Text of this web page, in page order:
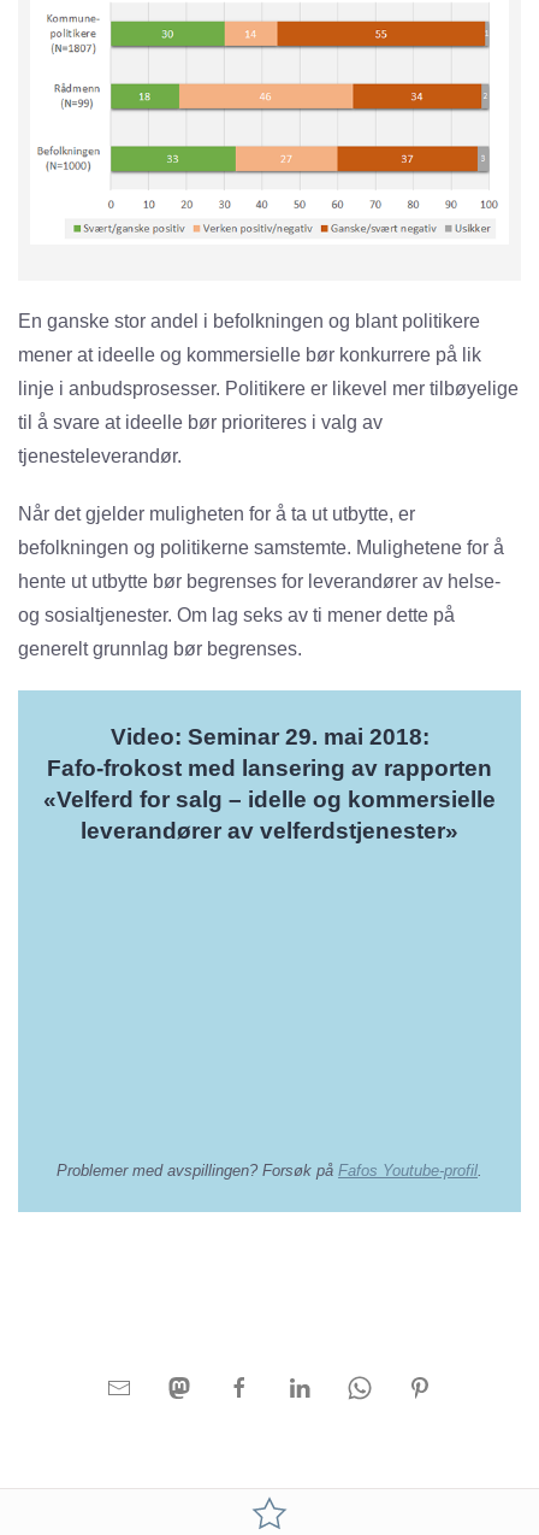
En ganske stor andel i befolkningen og blant politikere
mener at ideelle og kommersielle bør konkurrere på lik
linje i anbudsprosesser. Politikere er likevel mer tilbøyelige
til å svare at ideelle bør prioriteres i valg av
tjenesteleverandør.
Når det gjelder muligheten for å ta ut utbytte, er
befolkningen og politikerne samstemte. Mulighetene for å
hente ut utbytte bør begrenses for leverandører av helse-
og sosialtjenester. Om lag seks av ti mener dette på
generelt grunnlag bør begrenses.
Video: Seminar 29. mai 2018:
Fafo-frokost med lansering av rapporten
«Velferd for salg – idelle og kommersielle
leverandører av velferdstjenester»
Problemer med avspillingen? Forsøk på Fafos Youtube-profil.